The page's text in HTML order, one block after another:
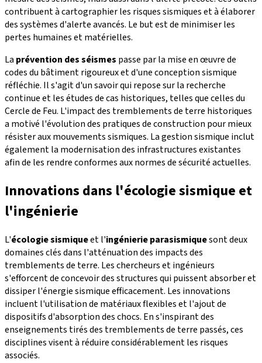
contribuent à cartographier les risques sismiques et à élaborer
des systèmes d'alerte avancés. Le but est de minimiser les
pertes humaines et matérielles.
La prévention des séismes passe par la mise en œuvre de
codes du bâtiment rigoureux et d'une conception sismique
réfléchie. Il s'agit d'un savoir qui repose sur la recherche
continue et les études de cas historiques, telles que celles du
Cercle de Feu. L'impact des tremblements de terre historiques
a motivé l'évolution des pratiques de construction pour mieux
résister aux mouvements sismiques. La gestion sismique inclut
également la modernisation des infrastructures existantes
afin de les rendre conformes aux normes de sécurité actuelles.
Innovations dans l'écologie sismique et
l'ingénierie
L'écologie sismiqueet l'ingénierie parasismiquesont deux
domaines clés dans l'atténuation des impacts des
tremblements de terre. Les chercheurs et ingénieurs
s'efforcent de concevoir des structures qui puissent absorber et
dissiper l'énergie sismique efficacement. Les innovations
incluent l'utilisation de matériaux flexibles et l'ajout de
dispositifs d'absorption des chocs. En s'inspirant des
enseignements tirés des tremblements de terre passés, ces
disciplines visent à réduire considérablement les risques
associés.